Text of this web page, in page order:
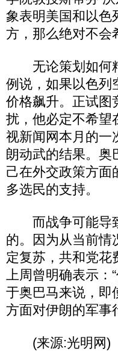
象表明美国和以色
方，那么绝对不会
无论策划如何精
例说，如果以色列
价格飙升。正试图
扰，他必定不希望
视新闻网本月的一
朗动武的结果。奥
己在外交政策方面
多选民的支持。
而战争可能导致
的。因为从当前情
定复苏，共和党花
上周曾明确表示：
于奥巴马来说，即
方面对伊朗的军事
(来源:光明网)